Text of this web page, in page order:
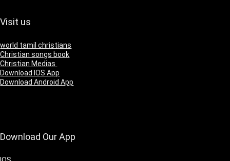
Visit us
world tamil christians
Christian songs book
Christian Medias
Download IOS App
Download Android App
Download Our App